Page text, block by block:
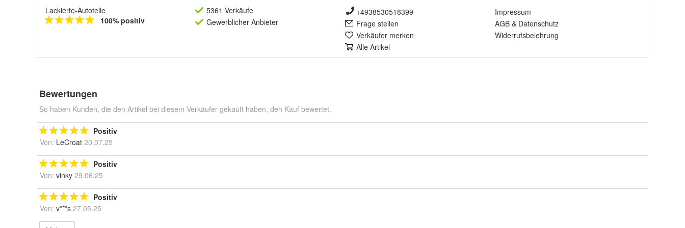
Lackierte-Autoteile
100% positiv
5361 Verkäufe
Gewerblicher Anbieter
+4938530518399
Frage stellen
Verkäufer merken
Alle Artikel
Impressum
AGB & Datenschutz
Widerrufsbelehrung
Bewertungen
So haben Kunden, die den Artikel bei diesem Verkäufer gekauft haben, den Kauf bewertet.
Positiv
Von: LeCroat 20.07.25
Positiv
Von: vinky 29.06.25
Positiv
Von: v***s 27.05.25